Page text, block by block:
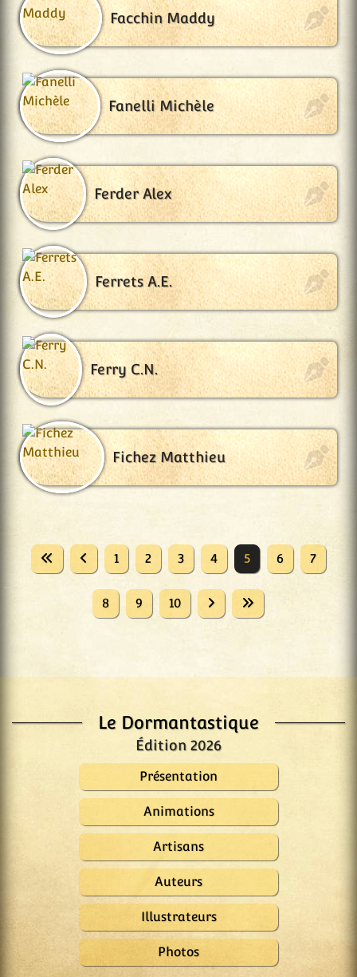
Le Dormantastique
Édition 2026
Présentation
Animations
Artisans
Auteurs
Illustrateurs
Photos
Facchin Maddy
Fanelli Michèle
Ferder Alex
Ferrets A.E.
Ferry C.N.
Fichez Matthieu
1 2 3 4 5 6 7
8 9 10